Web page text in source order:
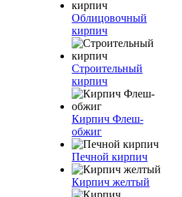
Облицовочный
кирпич
Строительный
кирпич
Кирпич Флеш-
обжиг
Печной кирпич
Кирпич желтый